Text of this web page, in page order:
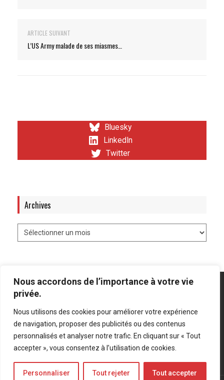
Nous accordons de l’importance à votre vie
privée.
Nous utilisons des cookies pour améliorer votre expérience
de navigation, proposer des publicités ou des contenus
personnalisés et analyser notre trafic. En cliquant sur « Tout
accepter », vous consentez à l’utilisation de cookies.
Personnaliser Tout rejeter Tout accepter
ARTICLE SUIVANT
L’US Army malade de ses miasmes…
Bluesky
LinkedIn
Twitter
Archives
Mentions légales Politique de confidentialité
Bluesky
LinkedIn
Twitter